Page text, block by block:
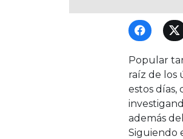
Popular
raíz de los
estos días,
además
Siguiendo